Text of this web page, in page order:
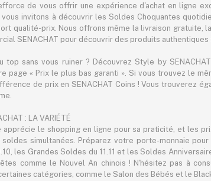
de vous offrir une expérience d'achat en ligne
vous invitons à découvrir les Soldes Choquantes
qualité-prix. Nous offrons même la livraison gratuite,
SENACHAT pour découvrir des produits authentiques
top sans vous ruiner ? Découvrez Style by
page « Prix le plus bas garanti ». Si vous trouvez le
de prix en SENACHAT Coins ! Vous trouverez
: LA VARIÉTÉ
apprécie le shopping en ligne pour sa praticité, et les
simultanées. Préparez votre porte-monnaie
les Grandes Soldes du 11.11 et les Soldes
comme le Nouvel An chinois ! N'hésitez pas à
catégories, comme le Salon des Bébés et le